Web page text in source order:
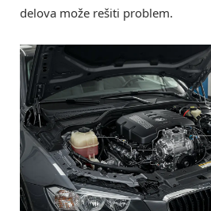
delova može rešiti problem.